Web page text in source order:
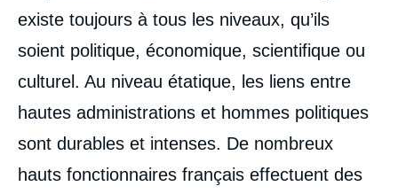
existe toujours à tous les niveaux, qu’ils
soient politique, économique, scientifique ou
culturel. Au niveau étatique, les liens entre
hautes administrations et hommes politiques
sont durables et intenses. De nombreux
hauts fonctionnaires français effectuent des